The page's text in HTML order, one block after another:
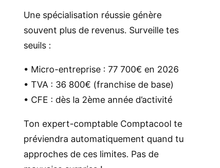
Une spécialisation réussie génère
souvent plus de revenus. Surveille tes
seuils :
• Micro-entreprise : 77 700€ en 2026
• TVA : 36 800€ (franchise de base)
• CFE : dès la 2ème année d’activité
Ton expert-comptable Comptacool te
préviendra automatiquement quand tu
approches de ces limites. Pas de